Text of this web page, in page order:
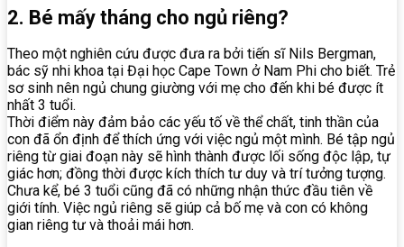
2. Bé mấy tháng cho ngủ riêng?
Theo một nghiên cứu được đưa ra bởi tiến sĩ Nils Bergman,
bác sỹ nhi khoa tại Đại học Cape Town ở Nam Phi cho biết. Trẻ
sơ sinh nên ngủ chung giường với mẹ cho đến khi bé được ít
nhất 3 tuổi.
Thời điểm này đảm bảo các yếu tố về thể chất, tinh thần của
con đã ổn định để thích ứng với việc ngủ một mình. Bé tập ngủ
riêng từ giai đoạn này sẽ hình thành được lối sống độc lập, tự
giác hơn; đồng thời được kích thích tư duy và trí tưởng tượng.
Chưa kể, bé 3 tuổi cũng đã có những nhận thức đầu tiên về
giới tính. Việc ngủ riêng sẽ giúp cả bố mẹ và con có không
gian riêng tư và thoải mái hơn.